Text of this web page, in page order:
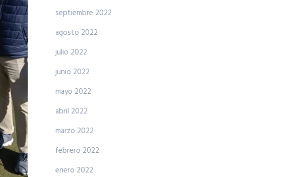
septiembre 2022
agosto 2022
julio 2022
junio 2022
mayo 2022
abril 2022
marzo 2022
febrero 2022
enero 2022